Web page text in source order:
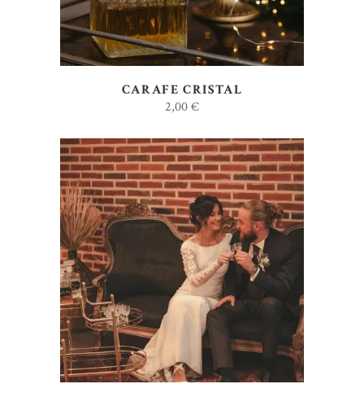
CARAFE CRISTAL
2,00€
AJOUTER AU DEVIS